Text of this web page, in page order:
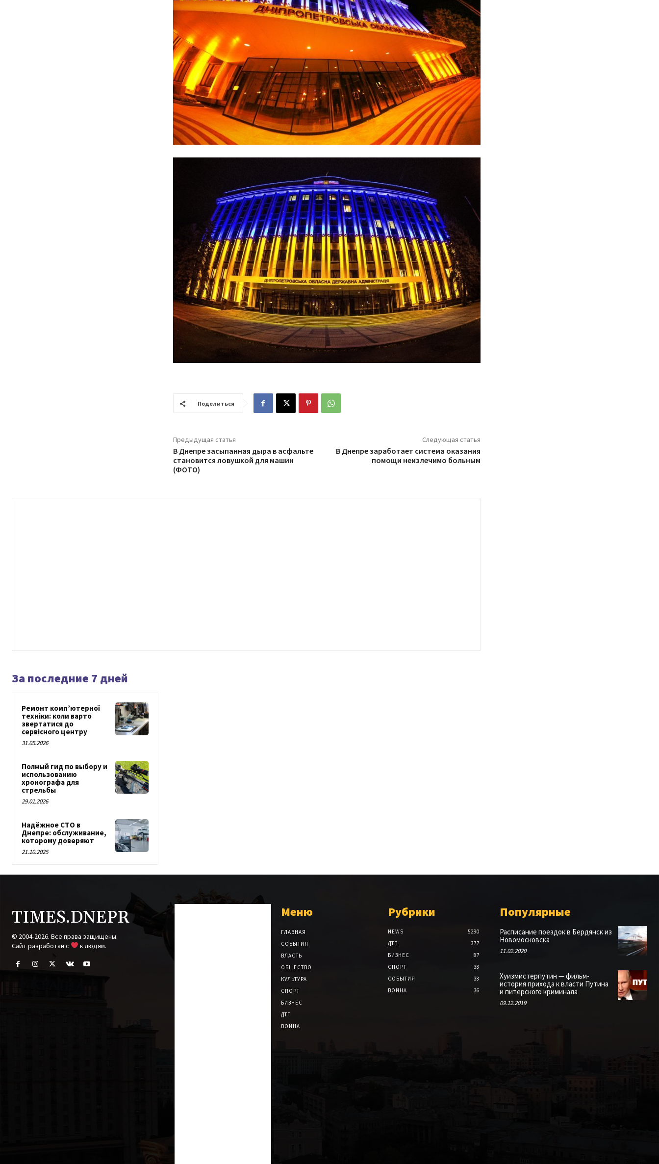
Поделиться
Предыдущая статья
В Днепре засыпанная дыра в асфальте
становится ловушкой для машин
(ФОТО)
Следующая статья
В Днепре заработает система оказания
помощи неизлечимо больным
За последние 7 дней
Ремонт комп’ютерної
техніки: коли варто
звертатися до
сервісного центру
31.05.2026
Полный гид по выбору и
использованию
хронографа для
стрельбы
29.01.2026
Надёжное СТО в
Днепре: обслуживание,
которому доверяют
21.10.2025
TIMES.DNEPR
© 2004-2026. Все права защищены.
Cайт разработан с
к людям.
Меню
ГЛАВНАЯ
СОБЫТИЯ
ВЛАСТЬ
ОБЩЕСТВО
КУЛЬТУРА
СПОРТ
БИЗНЕС
ДТП
ВОЙНА
Рубрики
NEWS
5290
ДТП
377
БИЗНЕС
87
СПОРТ
38
СОБЫТИЯ
38
ВОЙНА
36
Популярные
Расписание поездок в Бердянск из
Новомосковска
11.02.2020
Хуизмистерпутин — фильм-
история прихода к власти Путина
и питерского криминала
09.12.2019